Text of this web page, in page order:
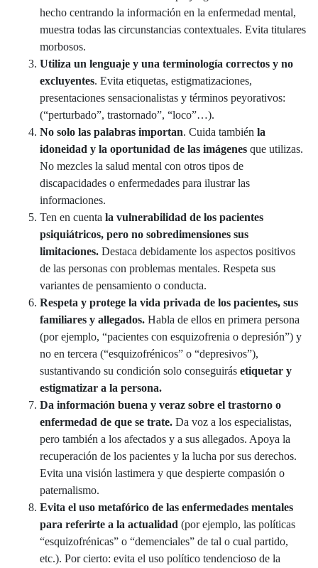
hecho centrando la información en la enfermedad mental,
muestra todas las circunstancias contextuales. Evita titulares
morbosos.
Utiliza un lenguaje y una terminología correctos y no
excluyentes. Evita etiquetas, estigmatizaciones,
presentaciones sensacionalistas y términos peyorativos:
(“perturbado”, trastornado”, “loco”…).
No solo las palabras importan. Cuida también la
idoneidad y la oportunidad de las imágenes que utilizas.
No mezcles la salud mental con otros tipos de
discapacidades o enfermedades para ilustrar las
informaciones.
Ten en cuenta la vulnerabilidad de los pacientes
psiquiátricos, pero no sobredimensiones sus
limitaciones. Destaca debidamente los aspectos positivos
de las personas con problemas mentales. Respeta sus
variantes de pensamiento o conducta.
Respeta y protege la vida privada de los pacientes, sus
familiares y allegados. Habla de ellos en primera persona
(por ejemplo, “pacientes con esquizofrenia o depresión”) y
no en tercera (“esquizofrénicos” o “depresivos”),
sustantivando su condición solo conseguirás etiquetar y
estigmatizar a la persona.
Da información buena y veraz sobre el trastorno o
enfermedad de que se trate. Da voz a los especialistas,
pero también a los afectados y a sus allegados. Apoya la
recuperación de los pacientes y la lucha por sus derechos.
Evita una visión lastimera y que despierte compasión o
paternalismo.
Evita el uso metafórico de las enfermedades mentales
para referirte a la actualidad (por ejemplo, las políticas
“esquizofrénicas” o “demenciales” de tal o cual partido,
etc.). Por cierto: evita el uso político tendencioso de la